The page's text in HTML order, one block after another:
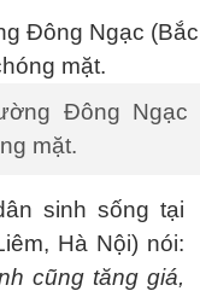
Đông Ngạc
mặt.
sinh sống tại
Hà Nội) nói:
cũng tăng giá,